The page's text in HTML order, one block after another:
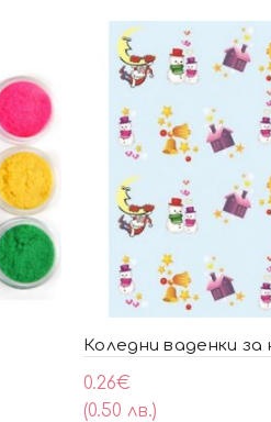
Коледни ваденки за
0.26€
(0.50 лв.)